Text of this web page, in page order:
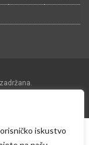
iskustvo